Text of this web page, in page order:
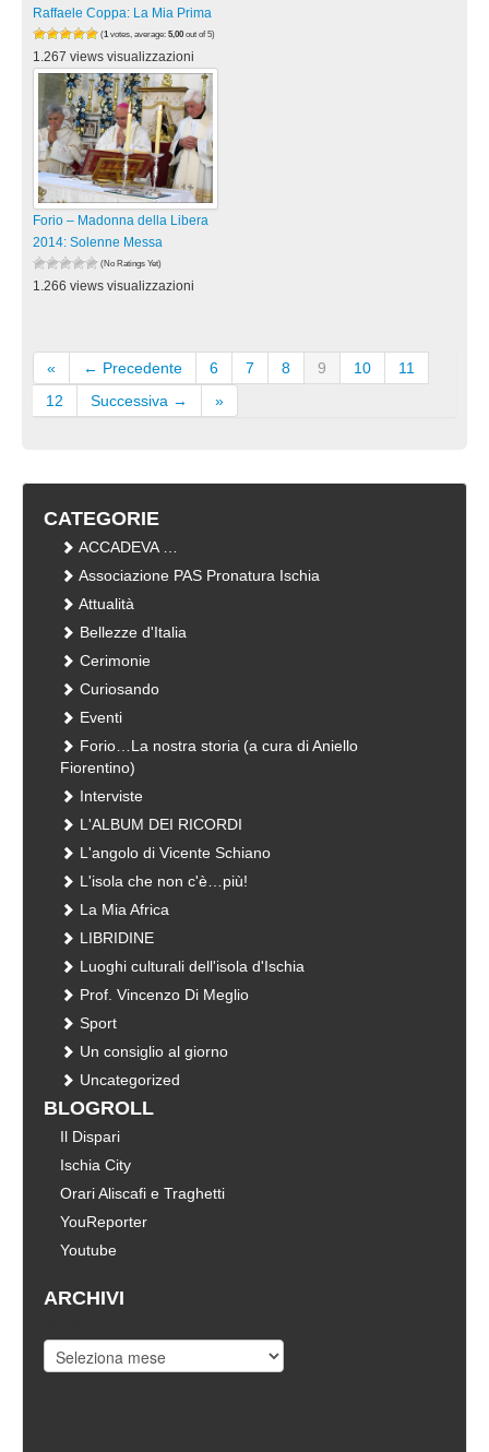
Raffaele Coppa: La Mia Prima
(1 votes, average: 5,00 out of 5)
1.267 views visualizzazioni
Forio – Madonna della Libera
2014: Solenne Messa
(No Ratings Yet)
1.266 views visualizzazioni
« ← Precedente 6 7 8 9 10
11
12
Successiva → »
CATEGORIE
ACCADEVA …
Associazione PAS Pronatura Ischia
Attualità
Bellezze d'Italia
Cerimonie
Curiosando
Eventi
Forio…La nostra storia (a cura di Aniello
Fiorentino)
Interviste
L'ALBUM DEI RICORDI
L'angolo di Vicente Schiano
L'isola che non c'è…più!
La Mia Africa
LIBRIDINE
Luoghi culturali dell'isola d'Ischia
Prof. Vincenzo Di Meglio
Sport
Un consiglio al giorno
Uncategorized
BLOGROLL
Il Dispari
Ischia City
Orari Aliscafi e Traghetti
YouReporter
Youtube
ARCHIVI